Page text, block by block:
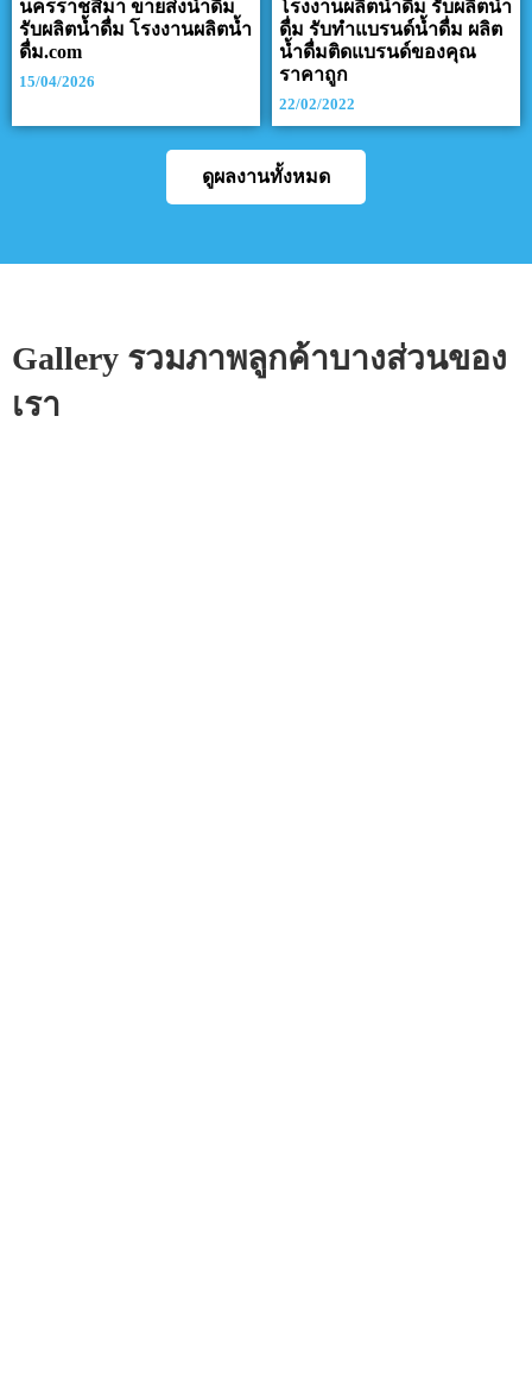
นครราชสีมา ขายส่งน้ำดื่ม
รับผลิตน้ำดื่ม โรงงานผลิตน้ำ
ดื่ม.com
15/04/2026
โรงงานผลิตน้ำดื่ม รับผลิตน้ำ
ดื่ม รับทำแบรนด์น้ำดื่ม ผลิต
น้ำดื่มติดแบรนด์ของคุณ
ราคาถูก
22/02/2022
ดูผลงานทั้งหมด
Gallery รวมภาพลูกค้าบางส่วนของ
เรา